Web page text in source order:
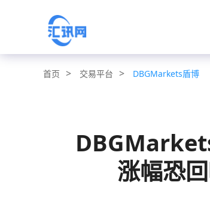
首页 > 交易平台 > DBGMarkets盾博
涨幅恐